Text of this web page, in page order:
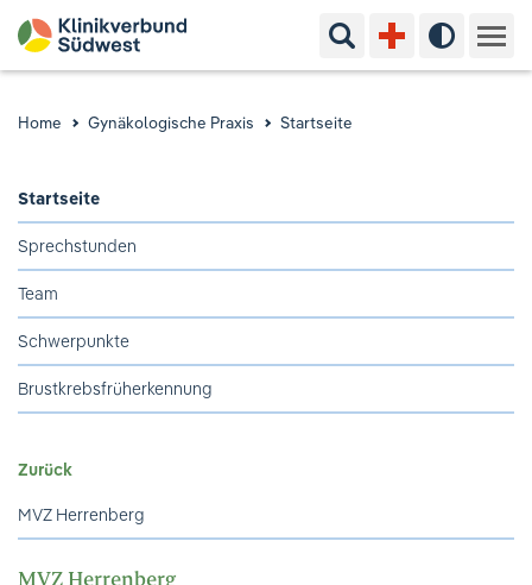
Suchbegriff eingeben
Hoher
Pflege & Beratung
Ausbildung & Studium
Standorte & Kontakt
Ihre Meinung ist uns wichtig!
Home Gynäkologische Praxis Startseite
Startseite
Sprechstunden
Team
Schwerpunkte
Brustkrebsfrüherkennung
Zurück
MVZ Herrenberg
MVZ Herrenberg